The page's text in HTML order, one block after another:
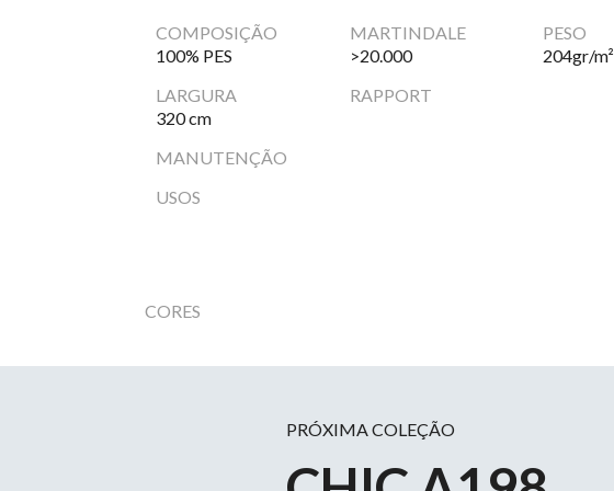
COMPOSIÇÃO
100% PES
MARTINDALE
>20.000
PESO
204gr/m²
LARGURA
320 cm
RAPPORT
MANUTENÇÃO
USOS
CORES
PRÓXIMA COLEÇÃO